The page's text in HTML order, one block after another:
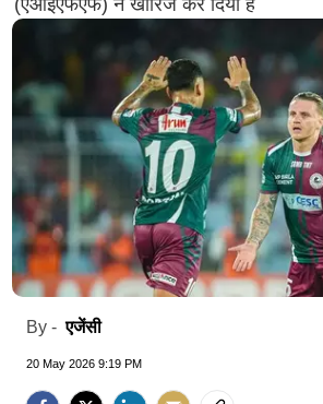
(एआईएफएफ) ने खारिज कर दिया है
By -एजेंसी
20 May 2026 9:19 PM